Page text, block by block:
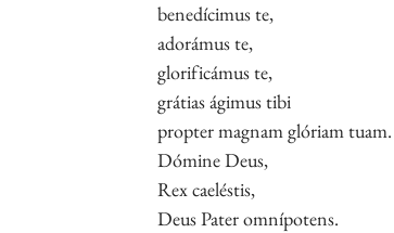
benedícimus te,
adorámus te,
glorificámus te,
grátias ágimus tibi
propter magnam glóriam tuam.
Dómine Deus,
Rex caeléstis,
Deus Pater omnípotens.